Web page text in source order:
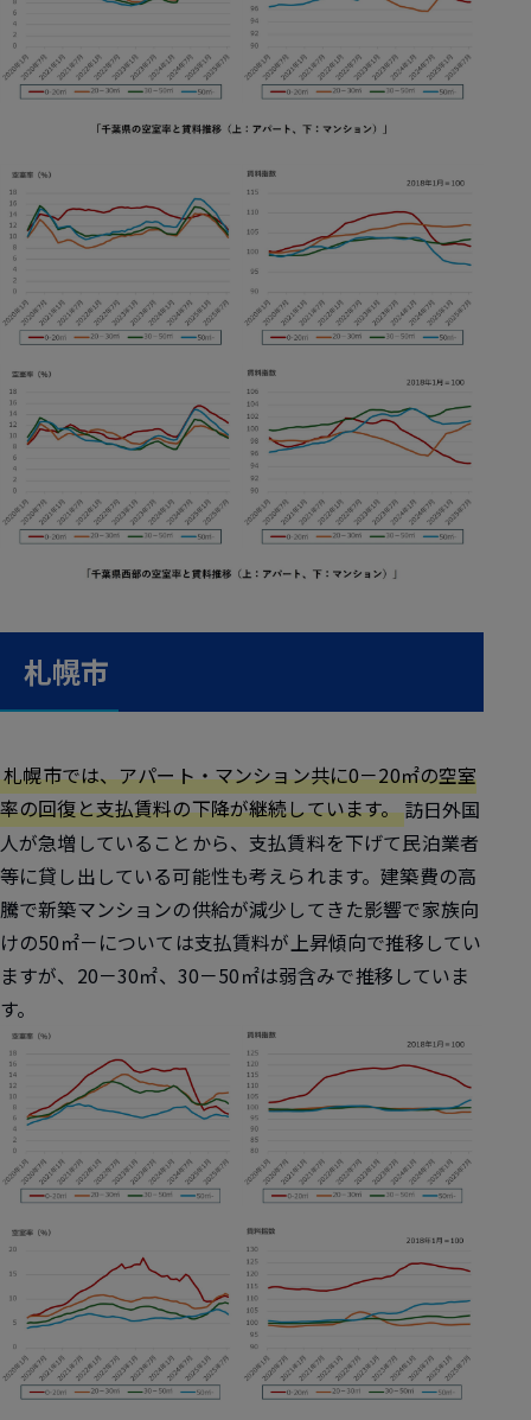
札幌市
札幌市では、アパート・マンション共に0－20㎡の空室
率の回復と支払賃料の下降が継続しています。訪日外国
人が急増していることから、支払賃料を下げて民泊業者
等に貸し出している可能性も考えられます。建築費の高
騰で新築マンションの供給が減少してきた影響で家族向
けの50㎡－については支払賃料が上昇傾向で推移してい
ますが、20－30㎡、30－50㎡は弱含みで推移していま
す。